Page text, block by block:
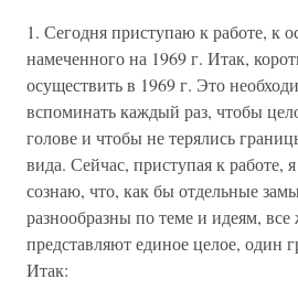
1. Сегодня приступаю к работе, к
намеченного на 1969 г. Итак,
осуществить в 1969 г. Это
вспоминать каждый раз, чтобы
голове и чтобы не терялись
вида. Сейчас, приступая к работе,
сознаю, что, как бы отдельные
разнообразны по теме и идеям,
представляют единое целое, один
Итак: